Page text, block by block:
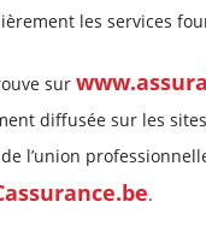
les services
sur
diffusée sur les
l’union
.